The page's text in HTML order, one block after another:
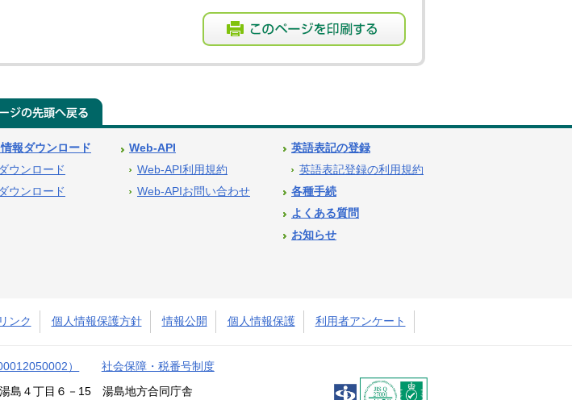
報ダウンロード
ウンロード
ウンロード
Web-API
Web-API利用規約
Web-APIお問い合わせ
英語表記の登録
英語表記登録の利用規約
各種手続
よくある質問
お知らせ
ンク 個人情報保護方針 情報公開 個人情報保護 利用者アンケート
） 社会保障・税番号制度
島４丁目６－15 湯島地方合同庁舎